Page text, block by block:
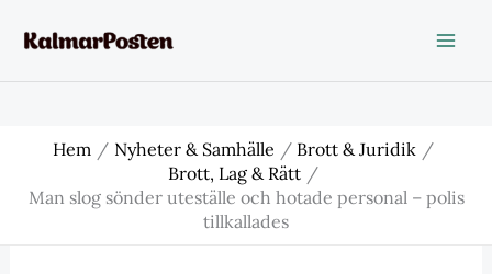
Hem Nyheter & Samhälle
Brott & Juridik
Brott, Lag & Rätt
Man slog sönder uteställe och hotade personal – polis
tillkallades